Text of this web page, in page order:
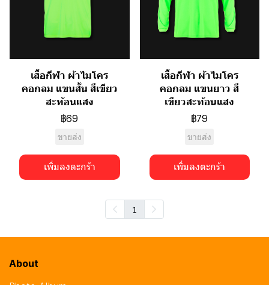
เสื้อกีฬา ผ้าไมโคร
คอกลม แขนสั้น สีเขียว
สะท้อนแสง
฿69
ขายส่ง
เพิ่มลงตะกร้า
เสื้อกีฬา ผ้าไมโคร
คอกลม แขนยาว สี
เขียวสะท้อนแสง
฿79
ขายส่ง
เพิ่มลงตะกร้า
1
About